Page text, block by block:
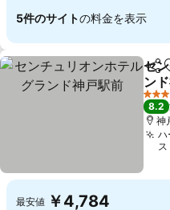
5件のサイトの料金を表示
シェ
セ
ン
3 ホ
8.2
神
ハ
ス
最安値 ￥4,784